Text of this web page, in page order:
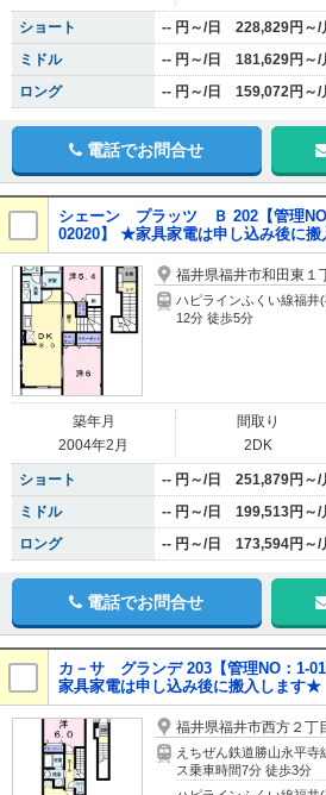
ショート
-- 円～/日 228,829円～/
ミドル
-- 円～/日 181,629円～/
ロング
-- 円～/日 159,072円～/
電話でお問合せ
シェーン プラッツ Ｂ 202【管理NO
02020】 ★家具家電は申し込み後に
福井県福井市和田東１
ハピラインふくい線福井
12分 徒歩5分
築年月
2004年2月
間取り
2DK
ショート
-- 円～/日 251,879円～/
ミドル
-- 円～/日 199,513円～/
ロング
-- 円～/日 173,594円～/
電話でお問合せ
カ－サ グランデ 203【管理NO：1-
家具家電は申し込み後に搬入します★
福井県福井市西方２丁
えちぜん鉄道勝山永平
ス乗車時間7分 徒歩3分